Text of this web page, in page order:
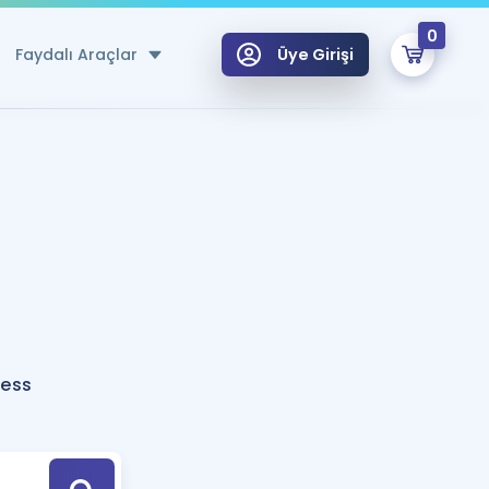
Faydalı Araçlar
Hesaplama Aracı
için Öneriler
Tek Takvimde
Üye Girişi
0
Hoca ile seni sınava hazırlayacak onlarca eğitim seni bekliyor!